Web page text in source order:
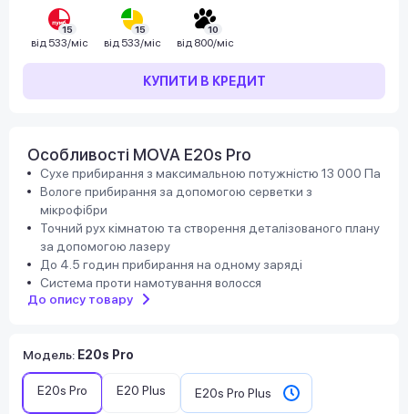
15
від 533/міс
15
від 533/міс
10
від 800/міс
КУПИТИ В КРЕДИТ
Особливості MOVA E20s Pro
Сухе прибирання з максимальною потужністю 13 000 Па
Вологе прибирання за допомогою серветки з
мікрофібри
Точний рух кімнатою та створення деталізованого плану
за допомогою лазеру
До 4.5 годин прибирання на одному заряді
Система проти намотування волосся
До опису товару
Модель: E20s Pro
E20s Pro E20 Plus E20s Pro Plus